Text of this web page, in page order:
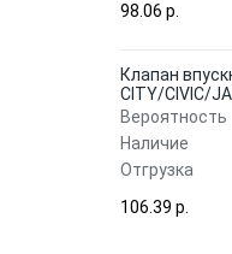
98.06 p.
Клапан
CITY/CIVIC/
Вероятность
Наличие
Отгрузка
106.39 p.